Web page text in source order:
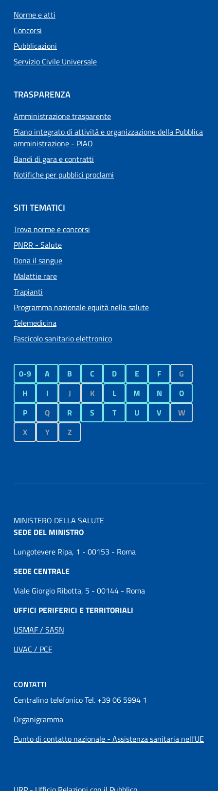
Norme e atti
Concorsi
Pubblicazioni
Servizio Civile Universale
TRASPARENZA
Amministrazione trasparente
Piano integrato di attività e organizzazione della Pubblica
amministrazione - PIAO
Bandi di gara e contratti
Notifiche per pubblici proclami
SITI TEMATICI
Trova norme e concorsi
PNRR - Salute
Dona il sangue
Malattie rare
Trapianti
Programma nazionale equità nella salute
Telemedicina
Fascicolo sanitario elettronico
0-9 A B C D E F
G
H
I J K L M N
O
P
Q R S T U V
W
X
Y Z
MINISTERO DELLA SALUTE
SEDE DEL MINISTRO
Lungotevere Ripa, 1 - 00153 - Roma
SEDE CENTRALE
Viale Giorgio Ribotta, 5 - 00144 - Roma
UFFICI PERIFERICI E TERRITORIALI
USMAF / SASN
UVAC / PCF
CONTATTI
Centralino telefonico Tel. +39 06 5994 1
Organigramma
Punto di contatto nazionale - Assistenza sanitaria nell'UE